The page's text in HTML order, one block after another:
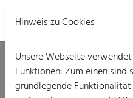
Hinweis zu Cookies
Unsere Webseite
Funktionen: Zum einen
grundlegende